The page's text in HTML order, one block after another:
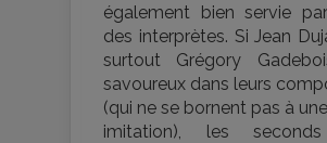
également bien servie
des interprètes. Si Jean
surtout Grégory
savoureux dans leurs
(qui ne se bornent pas à
imitation), les